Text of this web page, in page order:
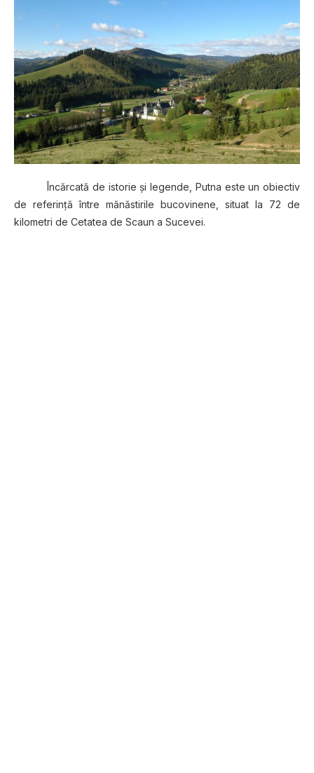
Încărcată de istorie şi legende, Putna este un obiectiv
de referinţă între mănăstirile bucovinene, situat la 72 de
kilometri de Cetatea de Scaun a Sucevei.